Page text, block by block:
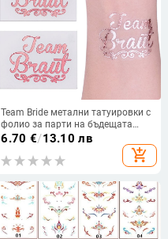
Team Bride метални татуировки с
фолио за парти на бъдещата
булка — златни и сребърни
6.70 €/13.10 лв
add_shopping_cart